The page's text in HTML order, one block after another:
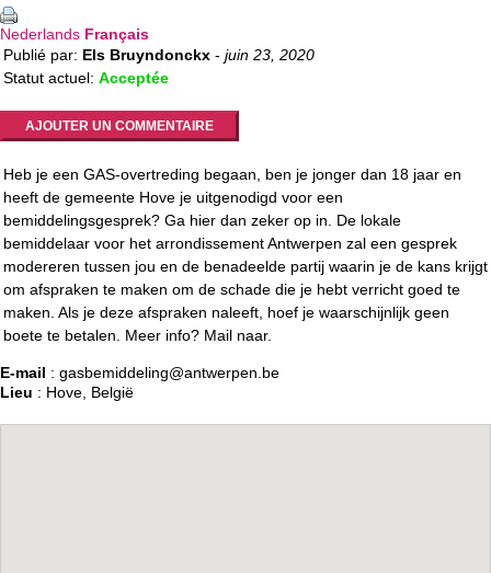
Nederlands Français
Publié par: Els Bruyndonckx - juin 23, 2020
Statut actuel: Acceptée
AJOUTER UN COMMENTAIRE
Heb je een GAS-overtreding begaan, ben je jonger dan 18 jaar en
heeft de gemeente Hove je uitgenodigd voor een
bemiddelingsgesprek? Ga hier dan zeker op in. De lokale
bemiddelaar voor het arrondissement Antwerpen zal een gesprek
modereren tussen jou en de benadeelde partij waarin je de kans krijgt
om afspraken te maken om de schade die je hebt verricht goed te
maken. Als je deze afspraken naleeft, hoef je waarschijnlijk geen
boete te betalen. Meer info? Mail naar.
E-mail : gasbemiddeling@antwerpen.be
Lieu : Hove, België